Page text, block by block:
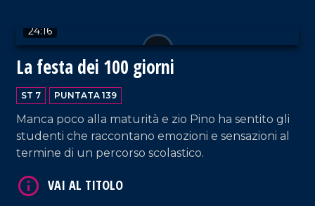
24:16
La festa dei 100 giorni
ST 7 PUNTATA 139
Manca poco alla maturità e zio Pino ha sentito gli
studenti che raccontano emozioni e sensazioni al
termine di un percorso scolastico.
VAI AL TITOLO